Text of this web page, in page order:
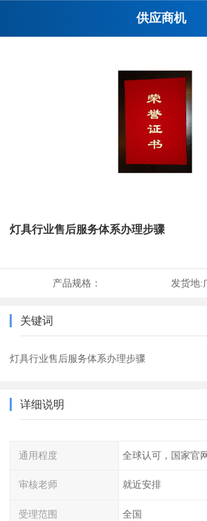
供应商机
灯具行业售后服务体系办理步骤
产品规格： 发货地:
关键词
灯具行业售后服务体系办理步骤
详细说明
通用程度 全球认可，国家官
审核老师 就近安排
受理范围 全国